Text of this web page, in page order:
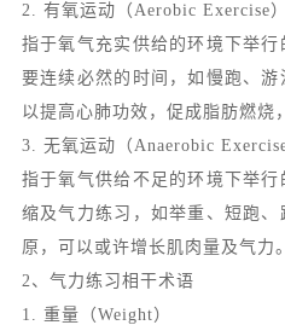
2. 有氧运动（Aerobic Exercise）
指于氧气充实供给的环境下举
要连续必然的时间，如慢跑、游
以提高心肺功效，促成脂肪燃烧
3. 无氧运动（Anaerobic Exercise
指于氧气供给不足的环境下举
缩及气力练习，如举重、短跑
原，可以或许增长肌肉量及气力。
2、气力练习相干术语
1. 重量（Weight）